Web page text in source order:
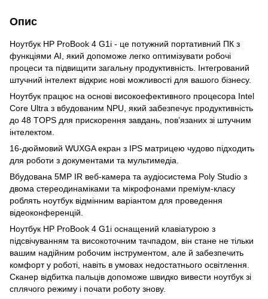
Опис
Ноутбук HP ProBook 4 G1i - це потужний портативний ПК з
функціями AI, який допоможе легко оптимізувати робочі
процеси та підвищити загальну продуктивність. Інтегрований
штучний інтелект відкриє нові можливості для вашого бізнесу.
Ноутбук працює на основі високоефективного процесора Intel
Core Ultra з вбудованим NPU, який забезпечує продуктивність
до 48 TOPS для прискорення завдань, пов’язаних зі штучним
інтелектом.
16-дюймовий WUXGA екран з IPS матрицею чудово підходить
для роботи з документами та мультимедіа.
Вбудована 5MP IR веб-камера та аудіосистема Poly Studio з
двома стереодинаміками та мікрофонами преміум-класу
роблять ноутбук відмінним варіантом для проведення
відеоконференцій.
Ноутбук HP ProBook 4 G1i оснащений клавіатурою з
підсвічуванням та високоточним тачпадом, він стане не тільки
вашим надійним робочим інструментом, але й забезпечить
комфорт у роботі, навіть в умовах недостатнього освітлення.
Сканер відбитка пальців допоможе швидко вивести ноутбук зі
сплячого режиму і почати роботу знову.